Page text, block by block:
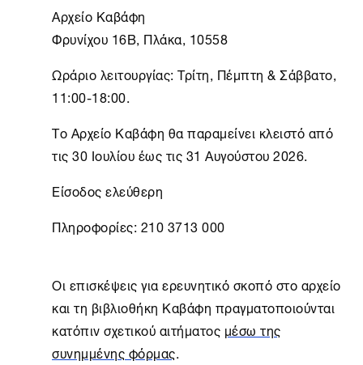
Αρχείο Καβάφη
Φρυνίχου 16B, Πλάκα, 10558
Ωράριο λειτουργίας: Τρίτη, Πέμπτη & Σάββατο,
11:00-18:00.
ΤοΑρχείο Καβάφη θα παραμείνει κλειστό από
τις 30 Ιουλίου έως τις 31 Αυγούστου 2026.
Είσοδος ελεύθερη
Πληροφορίες: 210 3713 000
Οι επισκέψεις για ερευνητικό σκοπό στο αρχείο
και τη βιβλιοθήκη Καβάφη πραγματοποιούνται
κατόπιν σχετικού αιτήματος μέσω της
συνημμένης φόρμας.